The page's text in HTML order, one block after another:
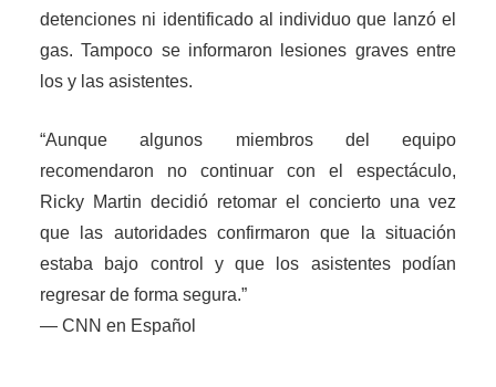
detenciones ni identificado al individuo que lanzó el
gas. Tampoco se informaron lesiones graves entre
los y las asistentes.
“Aunque algunos miembros del equipo
recomendaron no continuar con el espectáculo,
Ricky Martin decidió retomar el concierto una vez
que las autoridades confirmaron que la situación
estaba bajo control y que los asistentes podían
regresar de forma segura.”
— CNN en Español